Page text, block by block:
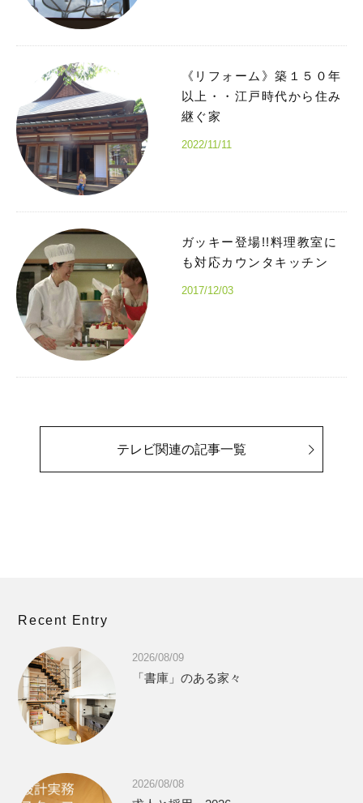
《リフォーム》築１５０年
以上・・江戸時代から住み
継ぐ家
2022/11/11
ガッキー登場!!料理教室に
も対応カウンタキッチン
2017/12/03
テレビ関連の記事一覧
Recent Entry
2026/08/09
「書庫」のある家々
2026/08/08